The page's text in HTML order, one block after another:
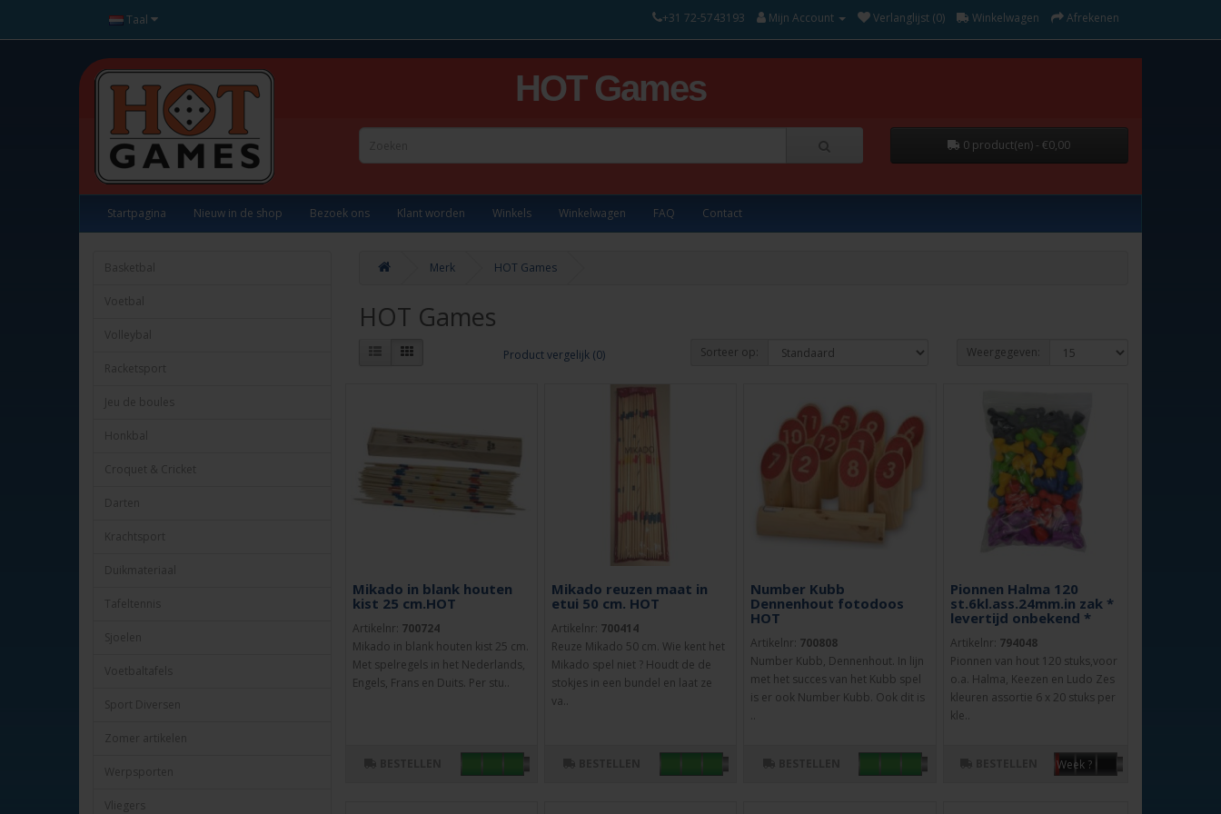
Taal +31 72-5743193 Mijn Account Verlanglijst (0) Winkelwagen Afrekenen
HOT Games
0 product(en) - €0,00
Startpagina Nieuw in de shop Bezoek ons Klant worden Winkels Winkelwagen FAQ Contact
Basketbal
Voetbal
Volleybal
Racketsport
Jeu de boules
Honkbal
Croquet & Cricket
Darten
Krachtsport
Duikmateriaal
Tafeltennis
Sjoelen
Voetbaltafels
Sport Diversen
Zomer artikelen
Werpsporten
Vliegers
Merk HOT Games
HOT Games
Product vergelijk (0) Sorteer op: Weergegeven:
Mikado in blank houten
kist 25 cm.HOT
Artikelnr: 700724
Mikado in blank houten kist 25 cm.
Met spelregels in het Nederlands,
Engels, Frans en Duits. Per stu..
Mikado reuzen maat in
etui 50 cm. HOT
Artikelnr: 700414
Reuze Mikado 50 cm. Wie kent het
Mikado spel niet ? Houdt de de
stokjes in een bundel en laat ze
va..
Number Kubb
Dennenhout fotodoos
HOT
Artikelnr: 700808
Number Kubb, Dennenhout. In lijn
met het succes van het Kubb spel
is er ook Number Kubb. Ook dit is
..
Pionnen Halma 120
st.6kl.ass.24mm.in zak *
levertijd onbekend *
Artikelnr: 794048
Pionnen van hout 120 stuks,voor
o.a. Halma, Keezen en Ludo Zes
kleuren assortie 6 x 20 stuks per
kle..
Week ?